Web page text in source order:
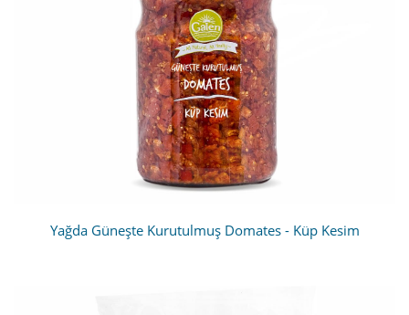
Yağda Güneşte Kurutulmuş Domates - Küp Kesim